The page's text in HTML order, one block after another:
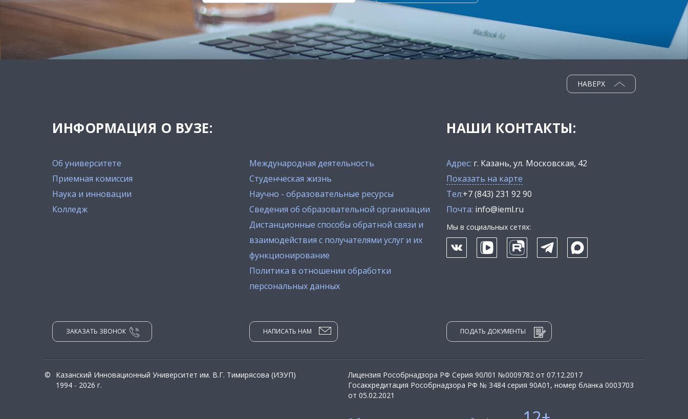
ИНФОРМАЦИЯ О ВУЗЕ:
Об университете
Приемная комиссия
Наука и инновации
Колледж
Международная деятельность
Студенческая жизнь
Научно - образовательные ресурсы
Сведения об образовательной организации
Дистанционные способы обратной связи и
взаимодействия с получателями услуг и их
функционирование
Политика в отношении обработки
персональных данных
НАВЕРХ
НАШИ КОНТАКТЫ:
Адрес: г. Казань, ул. Московская, 42
Показать на карте
Тел:+7 (843) 231 92 90
Почта: info@ieml.ru
Мы в социальных сетях:
ЗАКАЗАТЬ ЗВОНОК НАПИСАТЬ НАМ ПОДАТЬ ДОКУМЕНТЫ
©
Казанский Инновационный Университет им. В.Г. Тимирясова (ИЭУП)
1994 - 2026 г.
Лицензия Рособрнадзора РФ Серия 90Л01 №0009782 от 07.12.2017
Госаккредитация Рособрнадзора РФ № 3484 серия 90А01, номер бланка 0003703
от 05.02.2021